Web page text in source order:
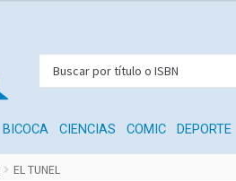
BICOCA CIENCIAS COMIC DEPORTE
EL TUNEL